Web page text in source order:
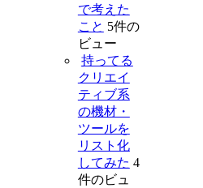
で考えた
こと 5件の
ビュー
持ってる
クリエイ
ティブ系
の機材・
ツールを
リスト化
してみた 4
件のビュ